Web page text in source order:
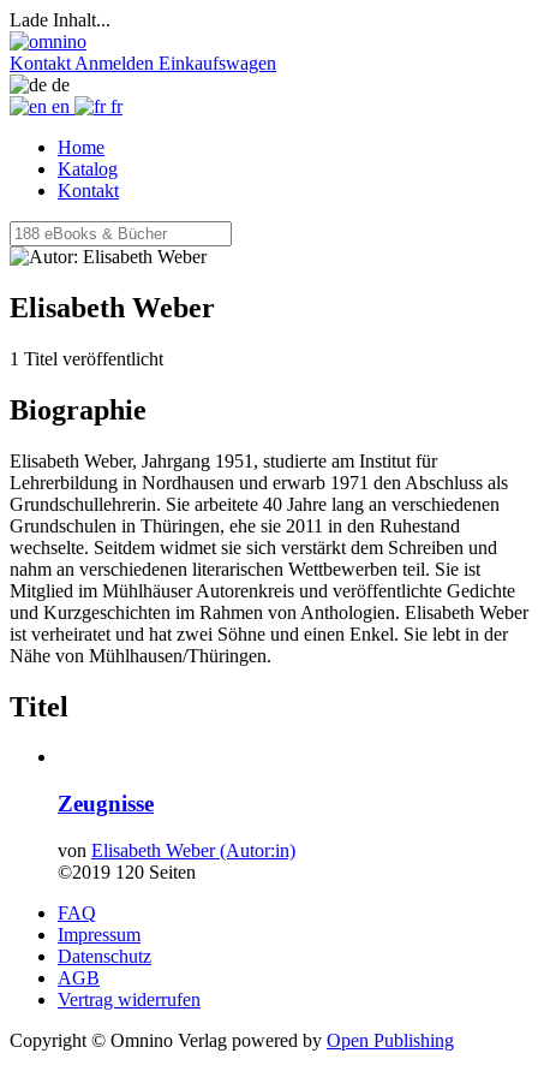
Lade Inhalt...
Kontakt Anmelden Einkaufswagen
de
en
fr
Home
Katalog
Kontakt
Elisabeth Weber
1 Titel veröffentlicht
Biographie
Elisabeth Weber, Jahrgang 1951, studierte am Institut für
Lehrerbildung in Nordhausen und erwarb 1971 den Abschluss als
Grundschullehrerin. Sie arbeitete 40 Jahre lang an verschiedenen
Grundschulen in Thüringen, ehe sie 2011 in den Ruhestand
wechselte. Seitdem widmet sie sich verstärkt dem Schreiben und
nahm an verschiedenen literarischen Wettbewerben teil. Sie ist
Mitglied im Mühlhäuser Autorenkreis und veröffentlichte Gedichte
und Kurzgeschichten im Rahmen von Anthologien. Elisabeth Weber
ist verheiratet und hat zwei Söhne und einen Enkel. Sie lebt in der
Nähe von Mühlhausen/Thüringen.
Titel
Zeugnisse
von Elisabeth Weber (Autor:in)
©2019 120 Seiten
FAQ
Impressum
Datenschutz
AGB
Vertrag widerrufen
Copyright © Omnino Verlag powered by Open Publishing